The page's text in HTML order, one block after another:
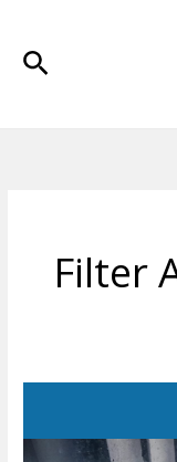
konten
Cari
Filter
Sumur